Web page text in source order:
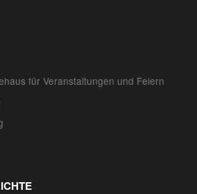
für Veranstaltungen und Feiern